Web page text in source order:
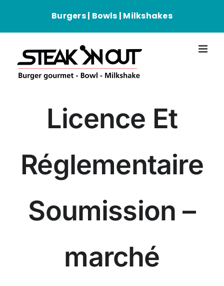
contenu
Burgers | Bowls | Milkshakes
Licence Et
Réglementaire
Soumission –
marché